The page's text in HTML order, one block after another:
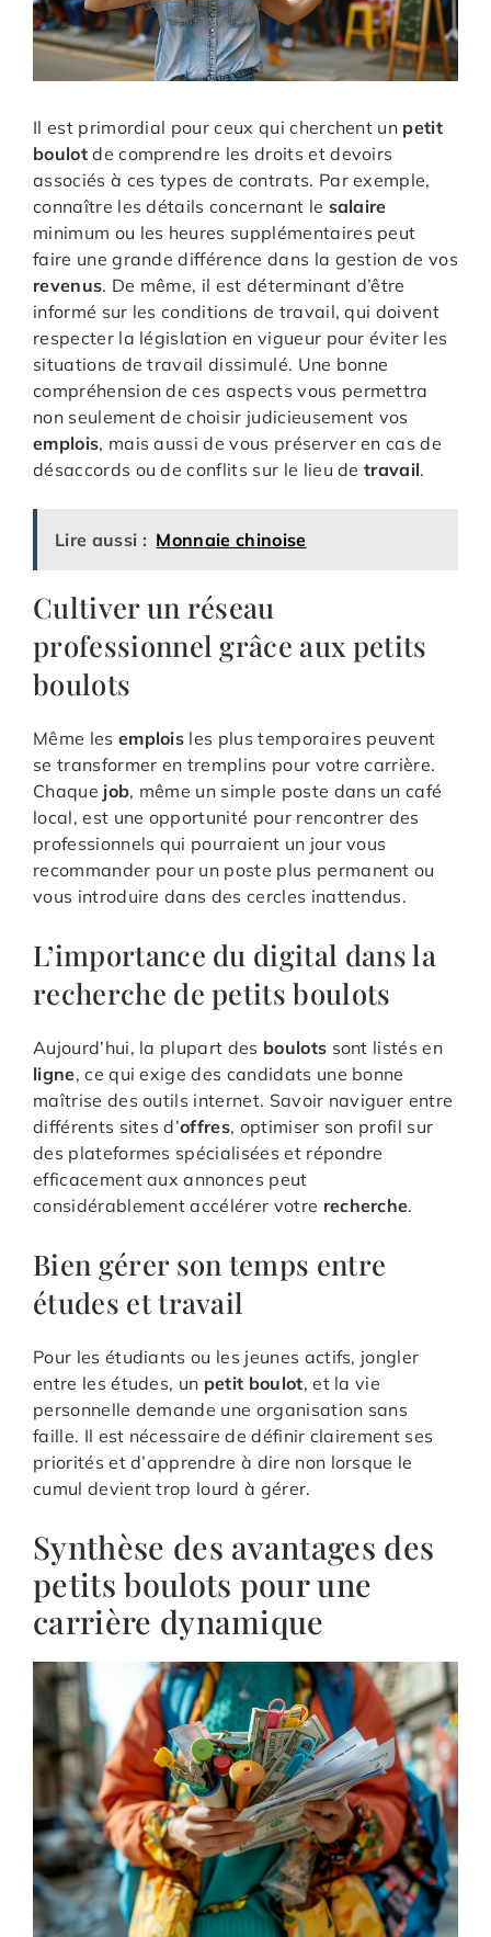
Il est primordial pour ceux qui cherchent un petit
boulotde comprendre les droits et devoirs
associés à ces types de contrats. Par exemple,
connaître les détails concernant le salaire
minimum ou les heures supplémentaires peut
faire une grande différence dans la gestion de vos
revenus. De même, il est déterminant d’être
informé sur les conditions de travail, qui doivent
respecter la législation en vigueur pour éviter les
situations de travail dissimulé. Une bonne
compréhension de ces aspects vous permettra
non seulement de choisir judicieusement vos
emplois, mais aussi de vous préserver en cas de
désaccords ou de conflits sur le lieu detravail.
Lire aussi : Monnaie chinoise
Cultiver un réseau
professionnel grâce aux petits
boulots
Même les emplois les plus temporaires peuvent
se transformer en tremplins pour votre carrière.
Chaque job, même un simple poste dans un café
local, est une opportunité pour rencontrer des
professionnels qui pourraient un jour vous
recommander pour un poste plus permanent ou
vous introduire dans des cercles inattendus.
L’importance du digital dans la
recherche de petits boulots
Aujourd’hui, la plupart des boulots sont listés en
ligne, ce qui exige des candidats une bonne
maîtrise des outils internet. Savoir naviguer entre
différents sites d’offres, optimiser son profil sur
des plateformes spécialisées et répondre
efficacement aux annonces peut
considérablement accélérer votre recherche.
Bien gérer son temps entre
études et travail
Pour les étudiants ou les jeunes actifs, jongler
entre les études, un petit boulot, et la vie
personnelle demande une organisation sans
faille. Il est nécessaire de définir clairement ses
priorités et d’apprendre à dire non lorsque le
cumul devient trop lourd à gérer.
Synthèse des avantages des
petits boulots pour une
carrière dynamique